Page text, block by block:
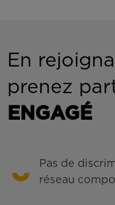
En
prenez
ENGAGÉ
Pas de
réseau